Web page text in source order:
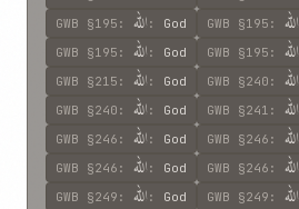
GWB §195 : الله : God GWB §195 : الله
GWB §195 : الله : God GWB §195 : الله
GWB §215 : الله : God GWB §240 : الله
GWB §240 : الله : God GWB §241 : الله
GWB §246 : الله : God GWB §246 : الله
GWB §246 : الله : God GWB §246 : الله
GWB §249 : الله : God GWB §249 : الله